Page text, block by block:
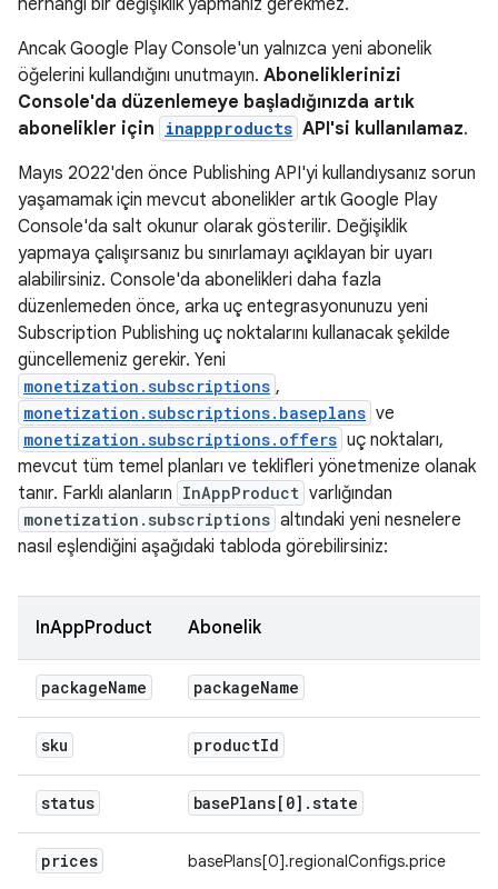
herhangi bir değişiklik yapmanız gerekmez.
Ancak Google Play Console'un yalnızca yeni abonelik
öğelerini kullandığını unutmayın. Aboneliklerinizi
Console'da düzenlemeye başladığınızda artık
abonelikler için
inappproducts API'si kullanılamaz.
Mayıs 2022'den önce Publishing API'yi kullandıysanız sorun
yaşamamak için mevcut abonelikler artık Google Play
Console'da salt okunur olarak gösterilir. Değişiklik
yapmaya çalışırsanız bu sınırlamayı açıklayan bir uyarı
alabilirsiniz. Console'da abonelikleri daha fazla
düzenlemeden önce, arka uç entegrasyonunuzu yeni
Subscription Publishing uç noktalarını kullanacak şekilde
güncellemeniz gerekir. Yeni
monetization.subscriptions ,
monetization.subscriptions.baseplans ve
monetization.subscriptions.offers uç noktaları,
mevcut tüm temel planları ve teklifleri yönetmenize olanak
tanır. Farklı alanların InAppProduct varlığından
monetization.subscriptions altındaki yeni nesnelere
nasıl eşlendiğini aşağıdaki tabloda görebilirsiniz:
InAppProduct Abonelik
packageName packageName
sku productId
status basePlans[0] .state
prices basePlans[0].regionalConfigs.price